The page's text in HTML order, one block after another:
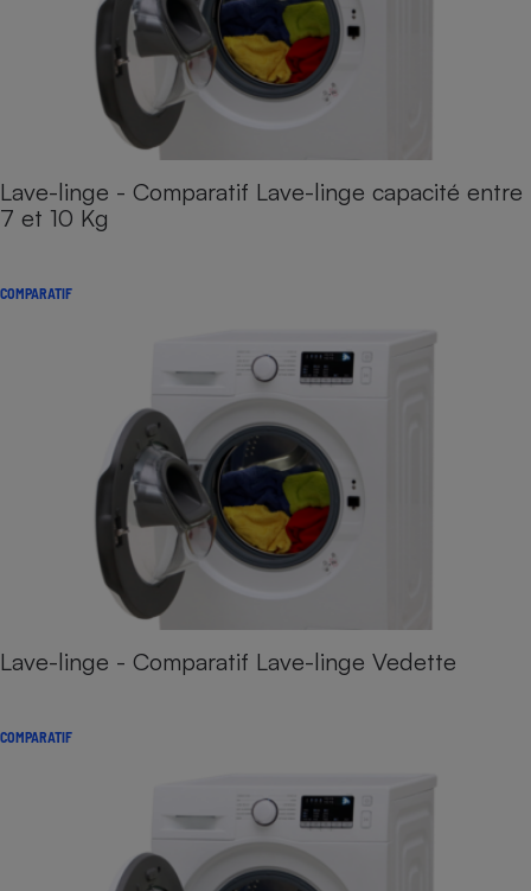
Lave-linge - Comparatif Lave-linge capacité entre
7 et 10 Kg
COMPARATIF
Lave-linge - Comparatif Lave-linge Vedette
COMPARATIF